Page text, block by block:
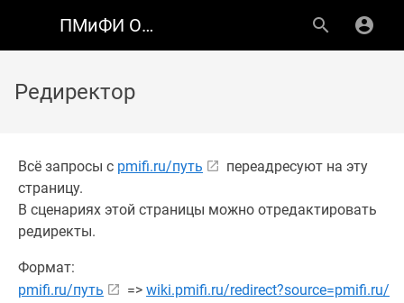
ПМиФИ ОмГТУ
Редиректор
Всё запросы с pmifi.ru/путь
переадресуют на эту
страницу.
В сценариях этой страницы можно отредактировать
редиректы.
Формат:
pmifi.ru/путь
=> wiki.pmifi.ru/redirect?source=pmifi.ru/